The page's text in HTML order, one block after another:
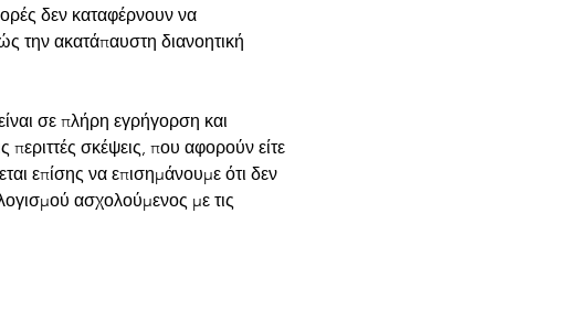
δεν καταφέρνουν να
την ακατάπαυστη διανοητική
σε πλήρη εγρήγορση και
περιττές σκέψεις, που αφορούν είτε
επίσης να επισημάνουμε ότι δεν
ασχολούμενος με τις